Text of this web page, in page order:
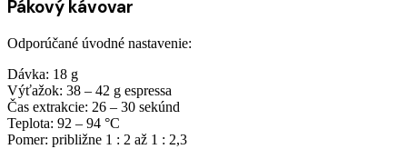
Pákový kávovar
Odporúčané úvodné nastavenie:
Dávka: 18 g
Výťažok: 38 – 42 g espressa
Čas extrakcie: 26 – 30 sekúnd
Teplota: 92 – 94 °C
Pomer: približne 1 : 2 až 1 : 2,3